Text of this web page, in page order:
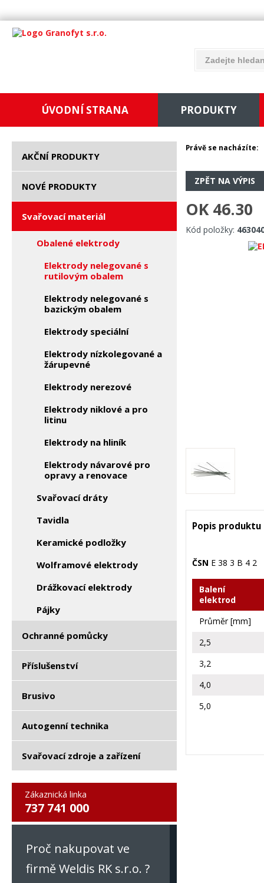
ÚVODNÍ STRANA PRODUKTY
AKČNÍ PRODUKTY
NOVÉ PRODUKTY
Svařovací materiál
Obalené elektrody
Elektrody nelegované s
rutilovým obalem
Elektrody nelegované s
bazickým obalem
Elektrody speciální
Elektrody nízkolegované a
žárupevné
Elektrody nerezové
Elektrody niklové a pro
litinu
Elektrody na hliník
Elektrody návarové pro
opravy a renovace
Svařovací dráty
Tavidla
Keramické podložky
Wolframové elektrody
Drážkovací elektrody
Pájky
Ochranné pomůcky
Příslušenství
Brusivo
Autogenní technika
Svařovací zdroje a zařízení
Zákaznická linka
737 741 000
Proč nakupovat ve
firmě Weldis RK s.r.o. ?
Právě se nacházíte:
ZPĚT NA VÝPIS
OK 46.30
Kód položky:
Popis produktu
ČSN E 38 3 B 4 2
Balení
elektrod
Průměr [mm]
2,5
3,2
4,0
5,0